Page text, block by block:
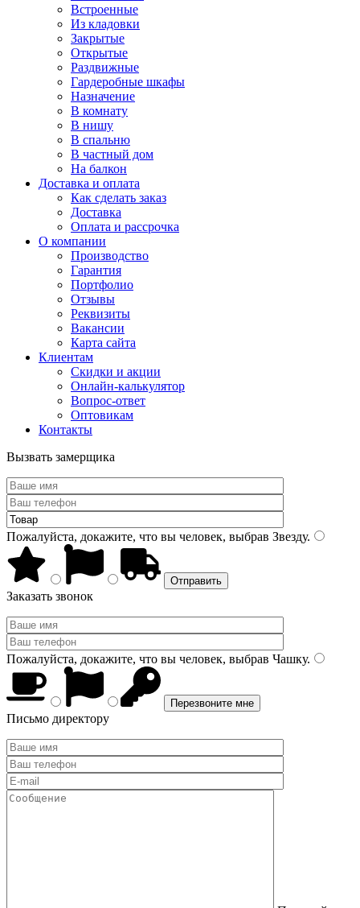
Встроенные
Из кладовки
Закрытые
Открытые
Раздвижные
Гардеробные шкафы
Назначение
В комнату
В нишу
В спальню
В частный дом
На балкон
Доставка и оплата
Как сделать заказ
Доставка
Оплата и рассрочка
О компании
Производство
Гарантия
Портфолио
Отзывы
Реквизиты
Вакансии
Карта сайта
Клиентам
Скидки и акции
Онлайн-калькулятор
Вопрос-ответ
Оптовикам
Контакты
Вызвать замерщика
Пожалуйста, докажите, что вы человек, выбрав Звезду.
Заказать звонок
Пожалуйста, докажите, что вы человек, выбрав Чашку.
Письмо директору